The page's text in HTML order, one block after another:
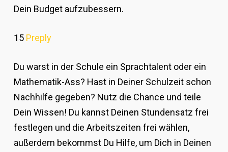
Dein Budget aufzubessern.
15 Preply
Du warst in der Schule ein Sprachtalent oder ein
Mathematik-Ass? Hast in Deiner Schulzeit schon
Nachhilfe gegeben? Nutz die Chance und teile
Dein Wissen! Du kannst Deinen Stundensatz frei
festlegen und die Arbeitszeiten frei wählen,
außerdem bekommst Du Hilfe, um Dich in Deinen